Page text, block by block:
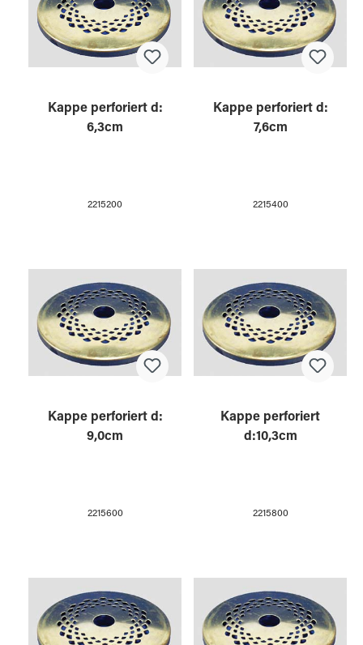
Kappe perforiert d:
6,3cm
2215200
Kappe perforiert d:
7,6cm
2215400
Kappe perforiert d:
9,0cm
2215600
Kappe perforiert
d:10,3cm
2215800